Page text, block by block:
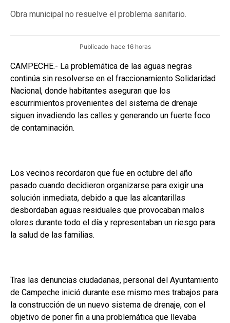
Obra municipal no resuelve el problema sanitario.
Publicado hace 16 horas
CAMPECHE.- La problemática de las aguas negras
continúa sin resolverse en el fraccionamiento Solidaridad
Nacional, donde habitantes aseguran que los
escurrimientos provenientes del sistema de drenaje
siguen invadiendo las calles y generando un fuerte foco
de contaminación.
Los vecinos recordaron que fue en octubre del año
pasado cuando decidieron organizarse para exigir una
solución inmediata, debido a que las alcantarillas
desbordaban aguas residuales que provocaban malos
olores durante todo el día y representaban un riesgo para
la salud de las familias.
Tras las denuncias ciudadanas, personal del Ayuntamiento
de Campeche inició durante ese mismo mes trabajos para
la construcción de un nuevo sistema de drenaje, con el
objetivo de poner fin a una problemática que llevaba